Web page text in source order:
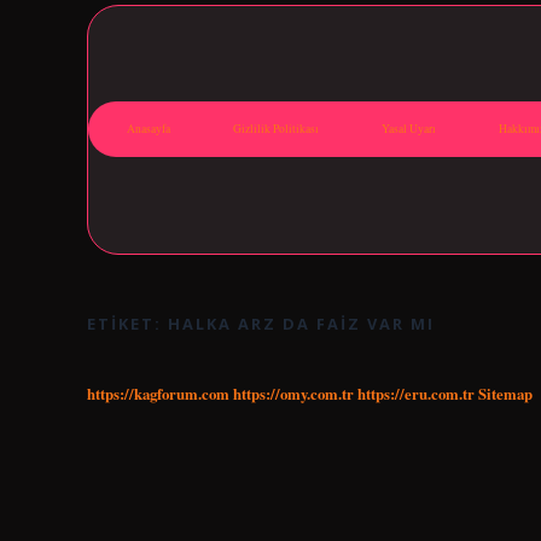
Anasayfa Gizlilik Politikası Yasal Uyarı
ETIKET: HALKA ARZ DA FAIZ VAR MI
https://kagforum.comhttps://omy.com.trhttps://eru.com.trSitemap